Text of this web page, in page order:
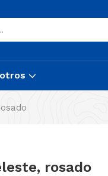
rosado